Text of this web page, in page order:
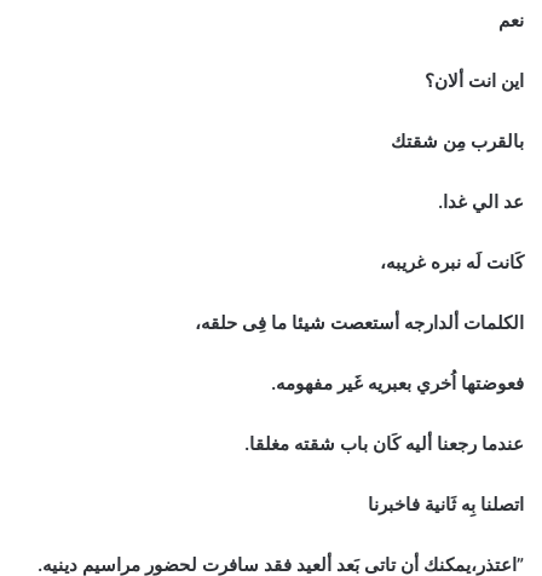
نعم
اين انت ألان؟
بالقرب مِن شقتك
عد الي غدا.
كَانت لَه نبره غريبه،
الكلمات ألدارجه أستعصت شيئا ما فِى حلقه،
فعوضتها اُخري بعبريه غَير مفهومه.
عندما رجعنا أليه كَان باب شقته مغلقا.
اتصلنا بِه ثَانية فاخبرنا
”اعتذر،يمكنك أن تاتى بَعد ألعيد فقد سافرت لحضور مراسيم دينيه.